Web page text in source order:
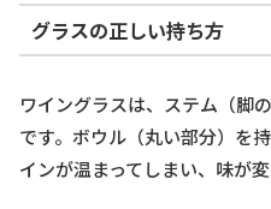
グラスの正しい持ち方
ワイングラスは、ステム（脚
です。ボウル（丸い部分）を
インが温まってしまい、味が変